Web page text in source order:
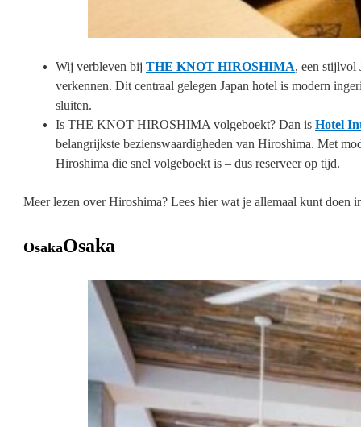
Wij verbleven bij THE KNOT HIROSHIMA, een stijlvol
verkennen. Dit centraal gelegen Japan hotel is modern
sluiten.
Is THE KNOT HIROSHIMA volgeboekt? Dan is Hotel
belangrijkste bezienswaardigheden van Hiroshima. Met
Hiroshima die snel volgeboekt is – dus reserveer op tijd.
Meer lezen over Hiroshima? Lees hier wat je allemaal kunt doen
OsakaOsaka